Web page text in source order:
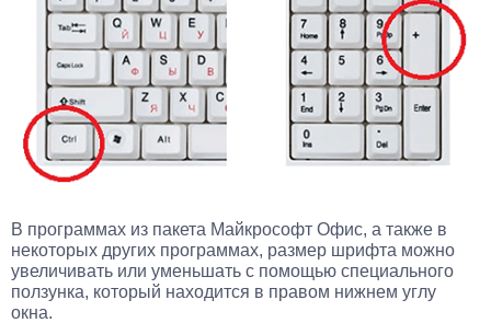
В программах из пакета Майкрософт Офис, а также в
некоторых других программах, размер шрифта можно
увеличивать или уменьшать с помощью специального
ползунка, который находится в правом нижнем углу
окна.